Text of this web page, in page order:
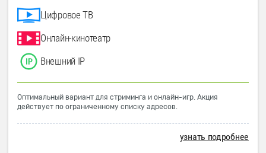
Цифровое ТВ
Онлайн-кинотеатр
Внешний IP
Оптимальный вариант для стриминга и онлайн-игр. Акция
действует по ограниченному списку адресов.
узнать подробнее